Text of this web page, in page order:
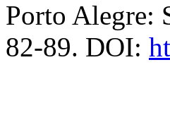
Porto Alegre:
82-89. DOI: